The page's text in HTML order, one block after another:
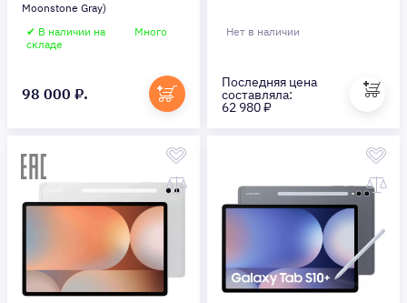
Moonstone Gray)
✔ В наличии на
складе
Много
98 000 ₽.
Нет в наличии
Последняя цена
составляла:
62 980 ₽